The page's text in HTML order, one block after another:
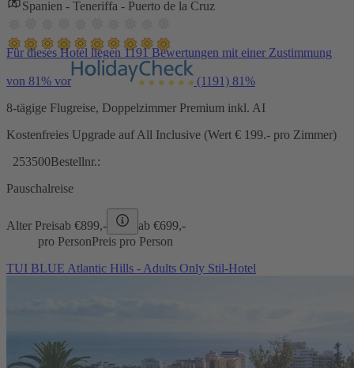
Spanien - Teneriffa - Puerto de la Cruz
Für dieses Hotel liegen 1191 Bewertungen mit einer Zustimmung
von 81% vor (1191) 81%
8-tägige Flugreise, Doppelzimmer Premium inkl. AI
Kostenfreies Upgrade auf All Inclusive (Wert € 199.- pro Zimmer)
253500Bestellnr.:
Pauschalreise
Alter Preisab €899,- ab €699,-
pro PersonPreis pro Person
TUI BLUE Atlantic Hills - Adults Only Stil-Hotel